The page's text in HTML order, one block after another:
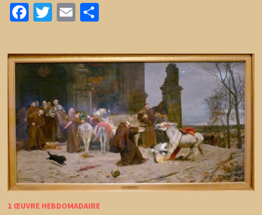
Facebook
Twitter
EmailPartager
1 ŒUVRE HEBDOMADAIRE